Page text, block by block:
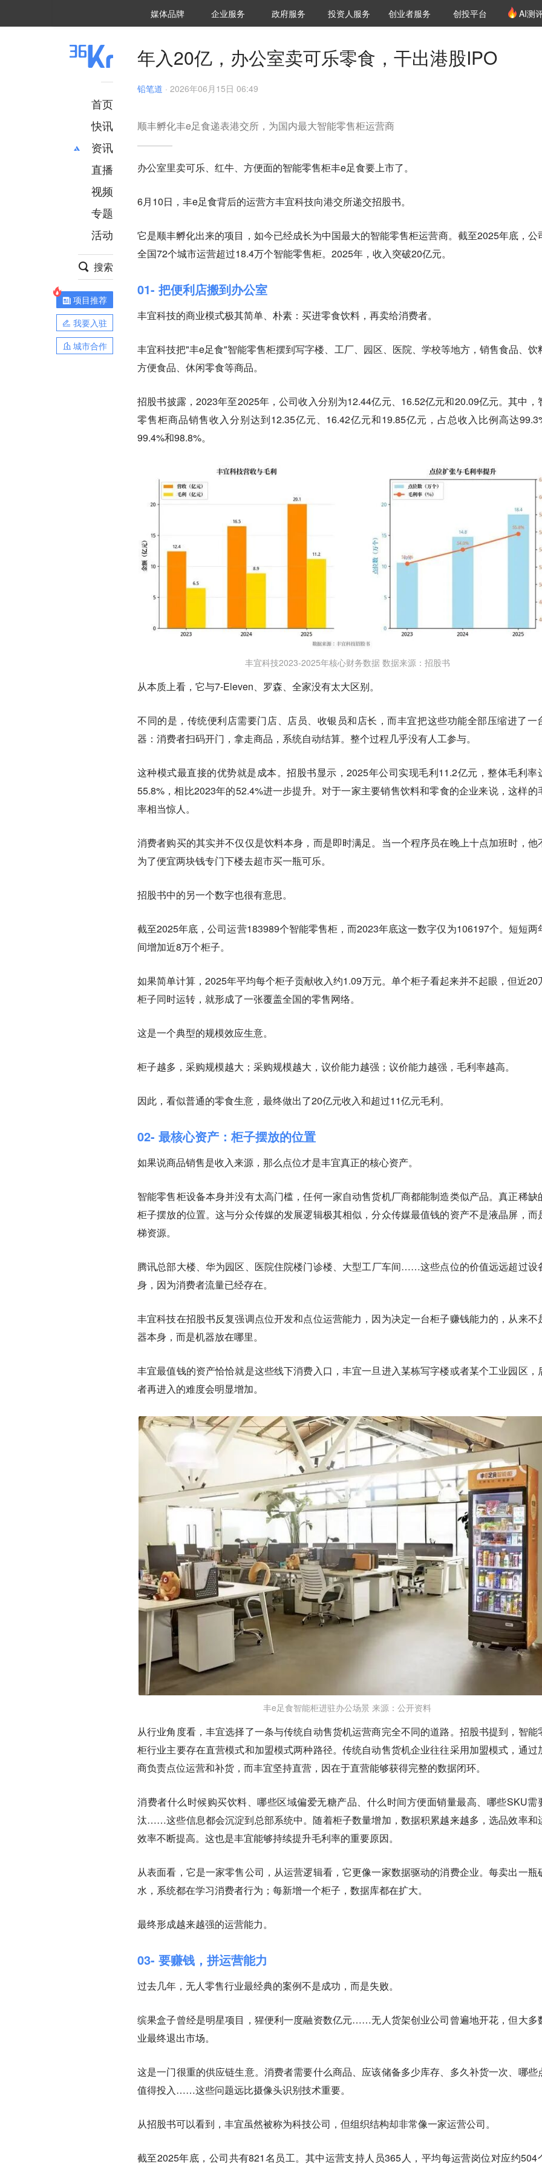
媒体品牌 36Kr研究院
企业服务 城市之窗
政府服务 VClub投资机构库
投资机构职位推介
投资人服务 创投氪堂
创业者服务 创投平台 AI测
首页
快讯
资讯
推荐
财经
项目推荐
安徽
直播
视频
专题
活动
搜索
项目推荐
我要入驻
城市合作
年入20亿，办公室卖可乐零食，干出港股IPO
铅笔道 · 2026年06月15日 06:49
顺丰孵化丰e足食递表港交所，为国内最大智能零售柜运营商
办公室里卖可乐、红牛、方便面的智能零售柜丰e足食要上市了。
6月10日，丰e足食背后的运营方丰宜科技向港交所递交招股书。
它是顺丰孵化出来的项目，如今已经成长为中国最大的智能零售柜运营商。截至2025年底，公
全国72个城市运营超过18.4万个智能零售柜。2025年，收入突破20亿元。
01- 把便利店搬到办公室
丰宜科技的商业模式极其简单、朴素：买进零食饮料，再卖给消费者。
丰宜科技把"丰e足食"智能零售柜摆到写字楼、工厂、园区、医院、学校等地方，销售食品、饮
方便食品、休闲零食等商品。
招股书披露，2023年至2025年，公司收入分别为12.44亿元、16.52亿元和20.09亿元。其中，
零售柜商品销售收入分别达到12.35亿元、16.42亿元和19.85亿元，占总收入比例高达
99.4%和98.8%。
丰宜科技2023-2025年核心财务数据 数据来源：招股书
从本质上看，它与7-Eleven、罗森、全家没有太大区别。
不同的是，传统便利店需要门店、店员、收银员和店长，而丰宜把这些功能全部压缩进了一
器：消费者扫码开门，拿走商品，系统自动结算。整个过程几乎没有人工参与。
这种模式最直接的优势就是成本。招股书显示，2025年公司实现毛利11.2亿元，整体毛利率
55.8%，相比2023年的52.4%进一步提升。对于一家主要销售饮料和零食的企业来说，这样的
率相当惊人。
消费者购买的其实并不仅仅是饮料本身，而是即时满足。当一个程序员在晚上十点加班时，他
为了便宜两块钱专门下楼去超市买一瓶可乐。
招股书中的另一个数字也很有意思。
截至2025年底，公司运营183989个智能零售柜，而2023年底这一数字仅为106197个。短短两
间增加近8万个柜子。
如果简单计算，2025年平均每个柜子贡献收入约1.09万元。单个柜子看起来并不起眼，但近20
柜子同时运转，就形成了一张覆盖全国的零售网络。
这是一个典型的规模效应生意。
柜子越多，采购规模越大；采购规模越大，议价能力越强；议价能力越强，毛利率越高。
因此，看似普通的零食生意，最终做出了20亿元收入和超过11亿元毛利。
02- 最核心资产：柜子摆放的位置
如果说商品销售是收入来源，那么点位才是丰宜真正的核心资产。
智能零售柜设备本身并没有太高门槛，任何一家自动售货机厂商都能制造类似产品。真正稀缺
柜子摆放的位置。这与分众传媒的发展逻辑极其相似，分众传媒最值钱的资产不是液晶屏，而
梯资源。
腾讯总部大楼、华为园区、医院住院楼门诊楼、大型工厂车间……这些点位的价值远远超过设
身，因为消费者流量已经存在。
丰宜科技在招股书反复强调点位开发和点位运营能力，因为决定一台柜子赚钱能力的，从来不
器本身，而是机器放在哪里。
丰宜最值钱的资产恰恰就是这些线下消费入口，丰宜一旦进入某栋写字楼或者某个工业园区，
者再进入的难度会明显增加。
丰e足食智能柜进驻办公场景 来源：公开资料
从行业角度看，丰宜选择了一条与传统自动售货机运营商完全不同的道路。招股书提到，智能
柜行业主要存在直营模式和加盟模式两种路径。传统自动售货机企业往往采用加盟模式，通过
商负责点位运营和补货，而丰宜坚持直营，因在于直营能够获得完整的数据闭环。
消费者什么时候购买饮料、哪些区域偏爱无糖产品、什么时间方便面销量最高、哪些SKU需
汰……这些信息都会沉淀到总部系统中。随着柜子数量增加，数据积累越来越多，选品效率和
效率不断提高。这也是丰宜能够持续提升毛利率的重要原因。
从表面看，它是一家零售公司，从运营逻辑看，它更像一家数据驱动的消费企业。每卖出一瓶
水，系统都在学习消费者行为；每新增一个柜子，数据库都在扩大。
最终形成越来越强的运营能力。
03- 要赚钱，拼运营能力
过去几年，无人零售行业最经典的案例不是成功，而是失败。
缤果盒子曾经是明星项目，猩便利一度融资数亿元……无人货架创业公司曾遍地开花，但大多
业最终退出市场。
这是一门很重的供应链生意。消费者需要什么商品、应该储备多少库存、多久补货一次、哪些
值得投入……这些问题远比摄像头识别技术重要。
从招股书可以看到，丰宜虽然被称为科技公司，但组织结构却非常像一家运营公司。
截至2025年底，公司共有821名员工。其中运营支持人员365人，平均每运营岗位对应约504